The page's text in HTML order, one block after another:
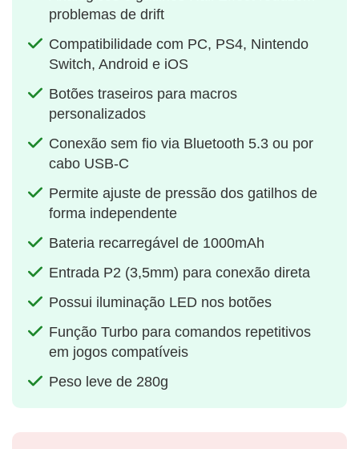
problemas de drift
Compatibilidade com PC, PS4, Nintendo
Switch, Android e iOS
Botões traseiros para macros
personalizados
Conexão sem fio via Bluetooth 5.3 ou por
cabo USB-C
Permite ajuste de pressão dos gatilhos de
forma independente
Bateria recarregável de 1000mAh
Entrada P2 (3,5mm) para conexão direta
Possui iluminação LED nos botões
Função Turbo para comandos repetitivos
em jogos compatíveis
Peso leve de 280g